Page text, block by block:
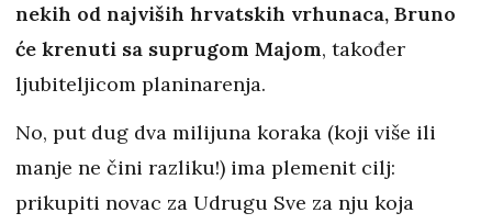
nekih od najviših hrvatskih vrhunaca, Bruno
će krenuti sa suprugom Majom, također
ljubiteljicom planinarenja.
No, put dug dva milijuna koraka (koji više ili
manje ne čini razliku!) ima plemenit cilj:
prikupiti novac za Udrugu Sve za nju koja